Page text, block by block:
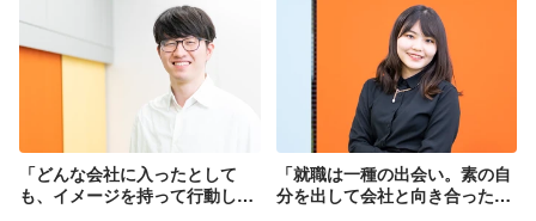
「どんな会社に入ったとして
も、イメージを持って行動し、
「就職は一種の出会い。素の自
分を出して会社と向き合った方